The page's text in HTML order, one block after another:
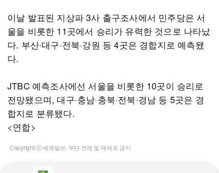
이날 발표된 지상파 3사 출구조사에서 민주당은 서
울을 비롯한 11곳에서 승리가 유력한 것으로 나타났
다. 부산·대구·전북·강원 등 4곳은 경합지로 예측됐
다.
JTBC 예측조사에선 서울을 비롯한 10곳이 승리로
전망됐으며, 대구·충남·충북·전북·경남 등 5곳은 경
합지로 분류됐다.
<연합>
Copyright ⓒ 세계일보. 무단 전재 및 재배포 금지